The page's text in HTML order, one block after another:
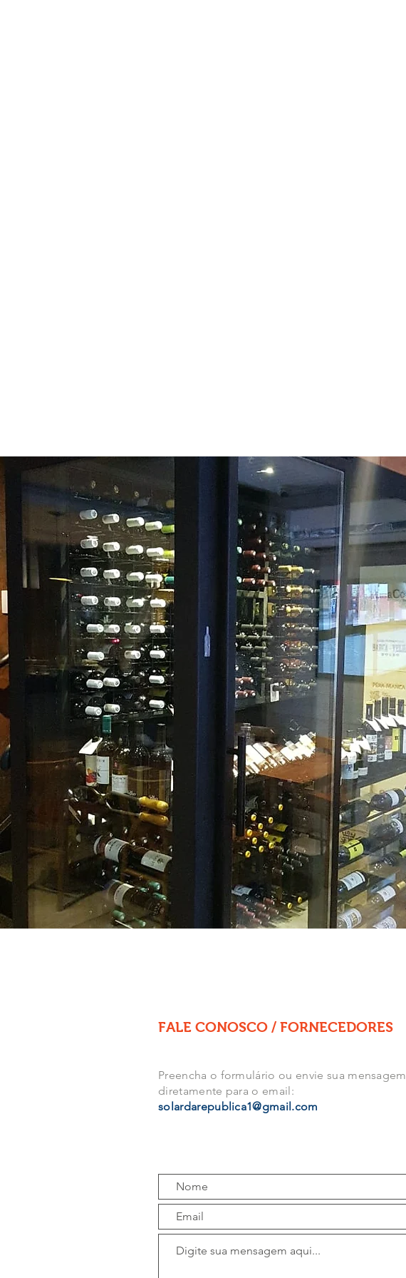
Conheça a nossa Carta de Vinhos
FALE CONOSCO / FORNECEDORES
Preencha o formulário ou envie sua mensagem
diretamente para o email:
solardarepublica1@gmail.com